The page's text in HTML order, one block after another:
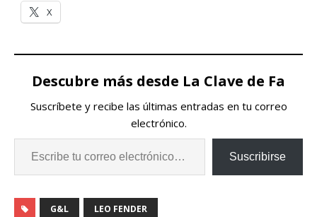
X
Descubre más desde La Clave de Fa
Suscríbete y recibe las últimas entradas en tu correo
electrónico.
Suscribirse
G&L LEO FENDER